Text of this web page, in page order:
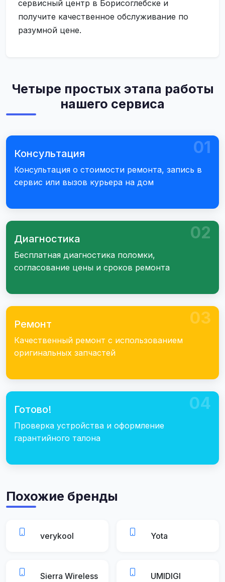
сервисный центр в Борисоглебске и
получите качественное обслуживание по
разумной цене.
Четыре простых этапа работы
нашего сервиса
01
Консультация
Консультация о стоимости ремонта, запись в
сервис или вызов курьера на дом
02
Диагностика
Бесплатная диагностика поломки,
согласование цены и сроков ремонта
03
Ремонт
Качественный ремонт с использованием
оригинальных запчастей
04
Готово!
Проверка устройства и оформление
гарантийного талона
Похожие бренды
verykool Yota
Sierra Wireless UMIDIGI